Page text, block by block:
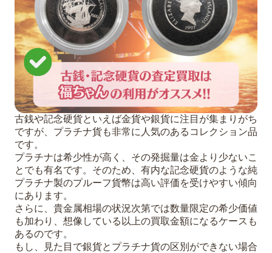
古銭や記念硬貨といえば金貨や銀貨に注目が集まりがち
ですが、プラチナ貨も非常に人気のあるコレクション品
です。
プラチナは希少性が高く、その発掘量は金より少ないこ
とでも有名です。そのため、有内な記念硬貨のような純
プラチナ製のプルーフ貨幣は高い評価を受けやすい傾向
にあります。
さらに、貴金属相場の状況次第では数量限定の希少価値
も加わり、想像している以上の買取金額になるケースも
あるのです。
もし、見た目で銀貨とプラチナ貨の区別ができない場合